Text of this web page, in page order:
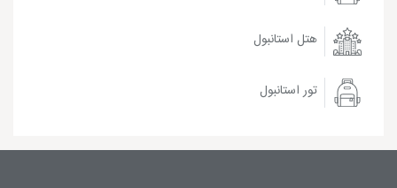
هتل استانبول
تور استانبول